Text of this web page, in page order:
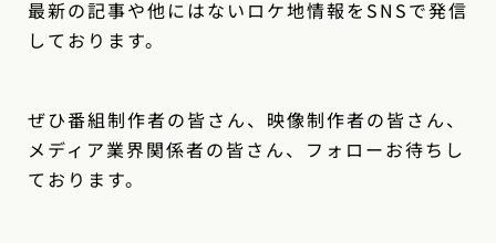
最新の記事や他にはないロケ地情報をSNSで発信
しております。
ぜひ番組制作者の皆さん、映像制作者の皆さん、
メディア業界関係者の皆さん、フォローお待ちし
ております。